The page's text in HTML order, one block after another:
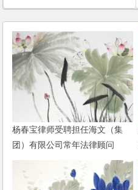
杨春宝律师受聘担任海文（集
团）有限公司常年法律顾问